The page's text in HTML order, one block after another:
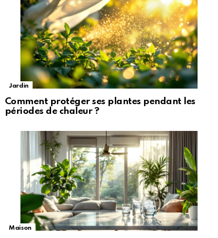
Jardin
Comment protéger ses plantes pendant les
périodes de chaleur ?
Maison